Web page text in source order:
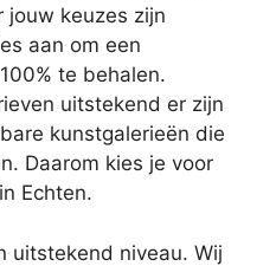
jouw keuzes zijn
aan om een
te behalen.
uitstekend er zijn
kunstgalerieën die
Daarom kies je voor
Echten.
uitstekend niveau. Wij